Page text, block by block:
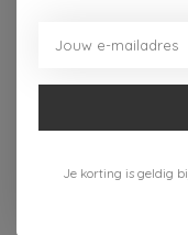
Gratis
Verzenden 1-3
Je korting is geldig